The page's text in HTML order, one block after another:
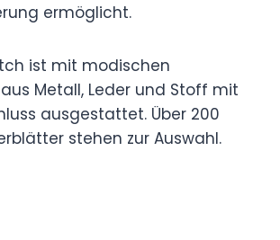
ermöglicht.
ist mit modischen
Metall, Leder und Stoff mit
ausgestattet. Über 200
stehen zur Auswahl.